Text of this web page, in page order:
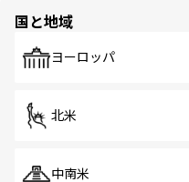
で、ホーカーズは
国と地域
ヨーロッパ
北米
中南米